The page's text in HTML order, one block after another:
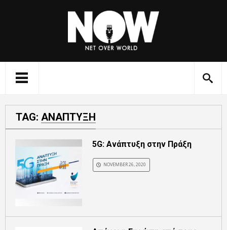
TAG: ΑΝΑΠΤΥΞΗ
5G: Ανάπτυξη στην Πράξη
NOVEMBER 26, 2020